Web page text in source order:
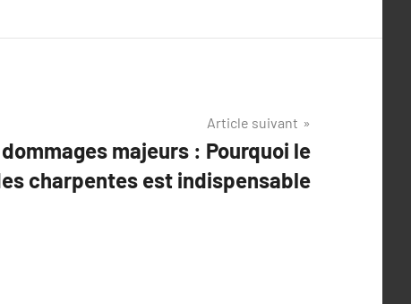
Article suivant
majeurs : Pourquoi le
charpentes est indispensable